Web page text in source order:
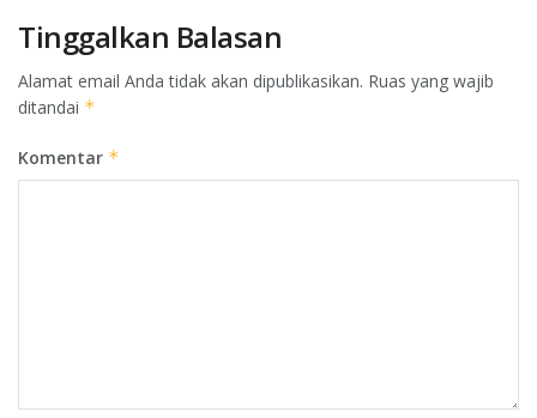
Tinggalkan Balasan
Alamat email Anda tidak akan dipublikasikan. Ruas yang wajib
ditandai *
Komentar *